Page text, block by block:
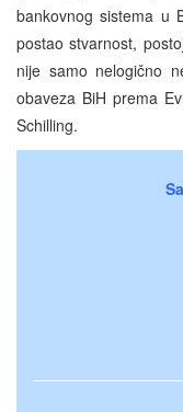
bankovnog sistema u
postao stvarnost,
nije samo nelogično
obaveza BiH prema
Schilling.